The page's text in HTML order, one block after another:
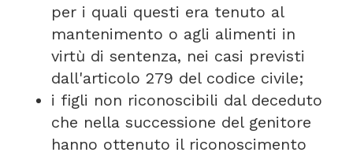
per i quali questi era tenuto al
mantenimento o agli alimenti in
virtù di sentenza, nei casi previsti
dall'articolo 279 del codice civile;
i figli non riconoscibili dal deceduto
che nella successione del genitore
hanno ottenuto il riconoscimento